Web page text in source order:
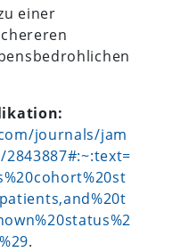
einer
journals/jam
.